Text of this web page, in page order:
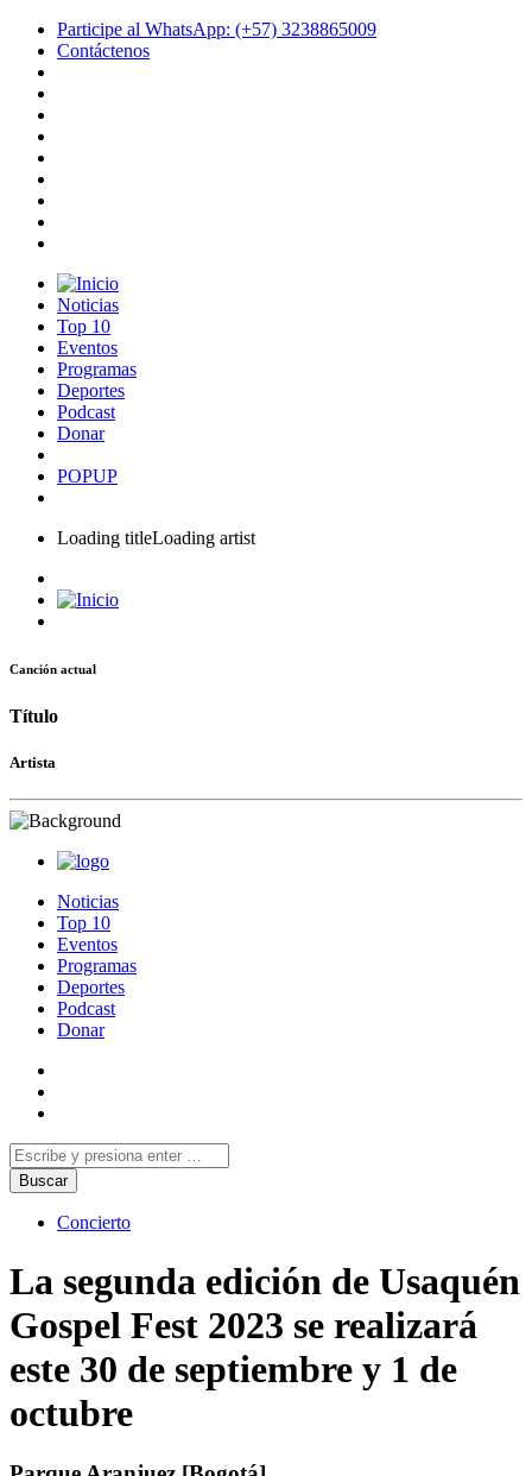
Participe al WhatsApp: (+57) 3238865009
Contáctenos
Noticias
Top 10
Eventos
Programas
Deportes
Podcast
Donar
POPUP
Loading titleLoading artist
Canción actual
Título
Artista
Noticias
Top 10
Eventos
Programas
Deportes
Podcast
Donar
Concierto
La segunda edición de Usaquén
Gospel Fest 2023 se realizará
este 30 de septiembre y 1 de
octubre